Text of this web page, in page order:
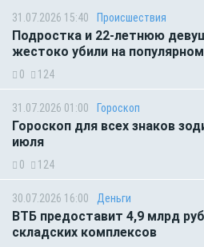
31.07.2026 15:40 Происшествия
Подростка и 22-летнюю
жестоко убили на
0 124
31.07.2026 01:00 Гороскоп
Гороскоп для всех знаков
июля
0 124
30.07.2026 16:00 Деньги
ВТБ предоставит 4,9 млрд
складских комплексов